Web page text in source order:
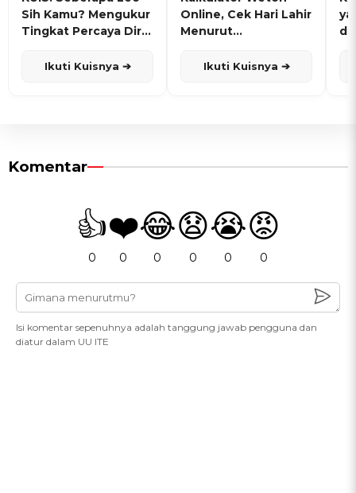
Sih Kamu? Mengukur
Tingkat Percaya Diri
Ikuti Kuisnya ➔
Online, Cek Hari Lahir
Menurut
Ikuti Kuisnya ➔
Komentar
👍
0
❤️
0
😂
0
😧
0
😭
0
😡
0
Isi komentar sepenuhnya adalah tanggung jawab pengguna dan
diatur dalam UU ITE